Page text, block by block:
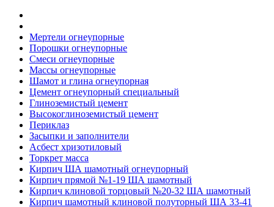
Мертели огнеупорные
Порошки огнеупорные
Смеси огнеупорные
Массы огнеупорные
Шамот и глина огнеупорная
Цемент огнеупорный специальный
Глиноземистый цемент
Высокоглиноземистый цемент
Периклаз
Засыпки и заполнители
Асбест хризотиловый
Торкрет масса
Кирпич ША шамотный огнеупорный
Кирпич прямой №1-19 ША шамотный
Кирпич клиновой торцовый №20-32 ША шамотный
Кирпич шамотный клиновой полуторный ША 33-41